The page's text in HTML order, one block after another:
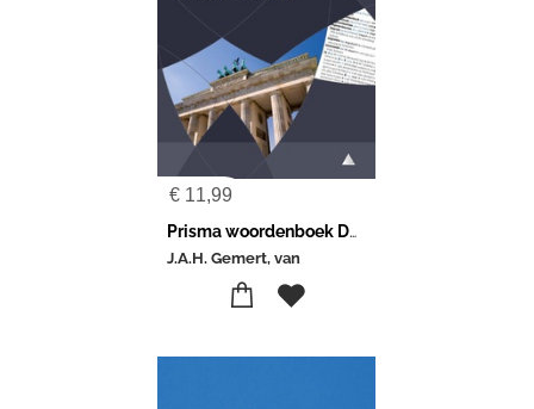
€ 11,99
Prisma woordenboek Duits-Nederlands
J.A.H. Gemert, van